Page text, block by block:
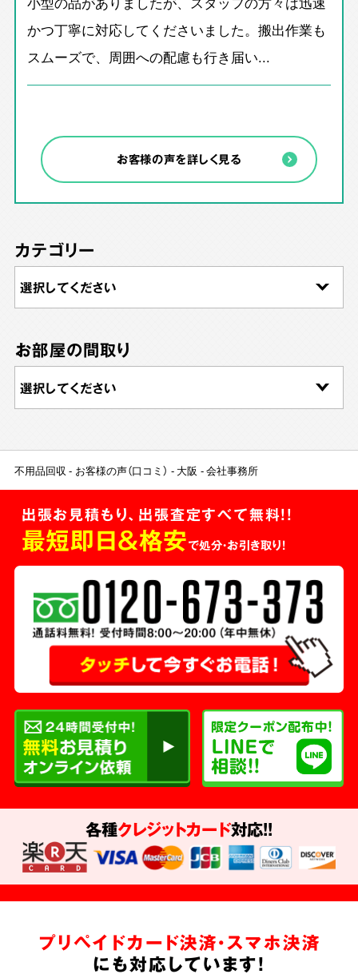
かつ丁寧に対応してくださいました。搬出作業も
スムーズで、周囲への配慮も行き届い...
お客様の声を詳しく見る
カテゴリー
お部屋の間取り
不用品回収 お客様の声（口コミ） 大阪 会社事務所
出張お見積もり、出張査定すべて無料!!
最短即日＆格安で処分・お引き取り！
各種クレジットカード対応!!
プリペイドカード決済・スマホ決済
にも対応しています!